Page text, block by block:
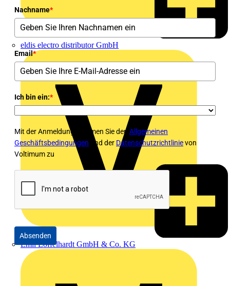
eldis electro distributor GmbH
Emil Löffelhardt GmbH & Co. KG
Nachname*
Email*
Ich bin ein:*
Mit der Anmeldung stimmen Sie den Allgemeinen
Geschäftsbedingungen und der Datenschutzrichtlinievon
Voltimum zu
Absenden